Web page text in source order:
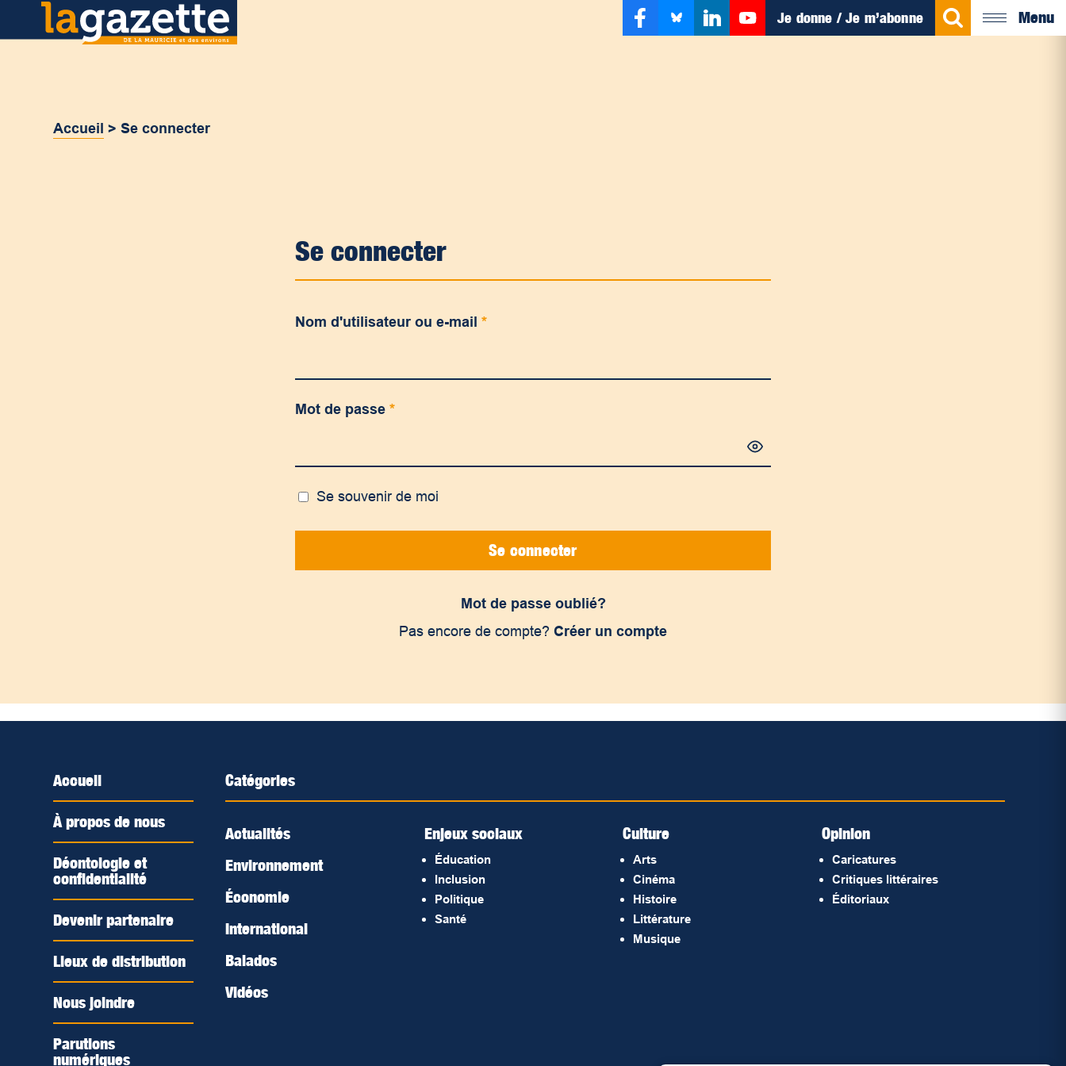
Je donne / Je m’abonne Menu
Accueil >Se connecter
Se connecter
Nom d'utilisateur ou e-mail *
Mot de passe *
Se souvenir de moi
Se connecter
Mot de passe oublié?
Pas encore de compte? Créer un compte
Accueil
À propos de nous
Déontologie et
confidentialité
Devenir partenaire
Lieux de distribution
Nous joindre
Parutions
numériques
Catégories
Actualités
Environnement
Économie
International
Balados
Vidéos
Enjeux sociaux
Éducation
Inclusion
Politique
Santé
Culture
Arts
Cinéma
Histoire
Littérature
Musique
Opinion
Caricatures
Critiques littéraires
Éditoriaux